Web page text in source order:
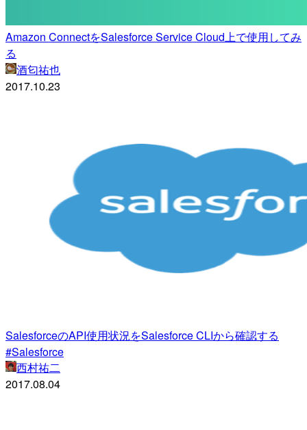
Amazon ConnectをSalesforce Service Cloud上で使用してみ
る
酒匂祐也
2017.10.23
SalesforceのAPI使用状況をSalesforce CLIから確認する
#Salesforce
西村祐二
2017.08.04